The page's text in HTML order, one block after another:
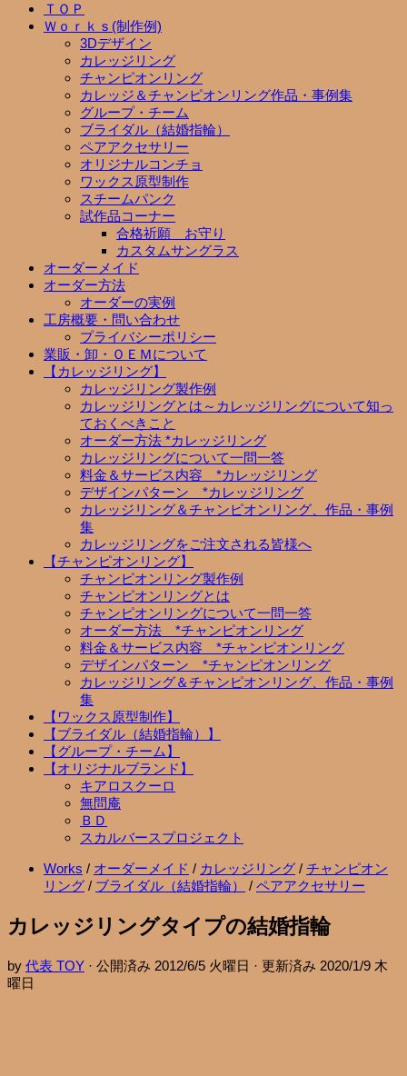
ＴＯＰ
Ｗｏｒｋｓ(制作例)
3Dデザイン
カレッジリング
チャンピオンリング
カレッジ＆チャンピオンリング作品・事例集
グループ・チーム
ブライダル（結婚指輪）
ペアアクセサリー
オリジナルコンチョ
ワックス原型制作
スチームパンク
試作品コーナー
合格祈願 お守り
カスタムサングラス
オーダーメイド
オーダー方法
オーダーの実例
工房概要・問い合わせ
プライバシーポリシー
業販・卸・ＯＥＭについて
【カレッジリング】
カレッジリング製作例
カレッジリングとは～カレッジリングについて知っ
ておくべきこと
オーダー方法 *カレッジリング
カレッジリングについて一問一答
料金＆サービス内容 *カレッジリング
デザインパターン *カレッジリング
カレッジリング＆チャンピオンリング、作品・事例
集
カレッジリングをご注文される皆様へ
【チャンピオンリング】
チャンピオンリング製作例
チャンピオンリングとは
チャンピオンリングについて一問一答
オーダー方法 *チャンピオンリング
料金＆サービス内容 *チャンピオンリング
デザインパターン *チャンピオンリング
カレッジリング＆チャンピオンリング、作品・事例
集
【ワックス原型制作】
【ブライダル（結婚指輪）】
【グループ・チーム】
【オリジナルブランド】
キアロスクーロ
無問庵
ＢＤ
スカルバースプロジェクト
Works / オーダーメイド / カレッジリング / チャンピオン
リング / ブライダル（結婚指輪） / ペアアクセサリー
カレッジリングタイプの結婚指輪
by 代表 TOY · 公開済み 2012/6/5 火曜日 · 更新済み 2020/1/9 木
曜日